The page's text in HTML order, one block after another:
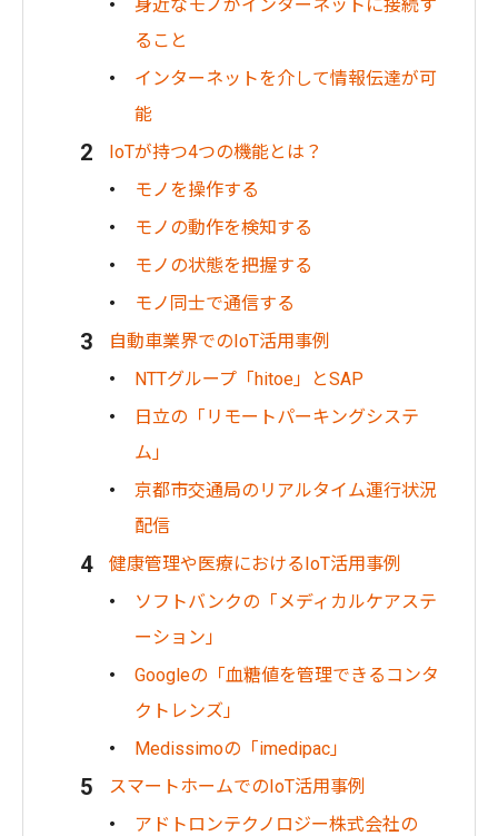
身近なモノがインターネットに接続す
ること
インターネットを介して情報伝達が可
能
IoTが持つ4つの機能とは？
モノを操作する
モノの動作を検知する
モノの状態を把握する
モノ同士で通信する
自動車業界でのIoT活用事例
NTTグループ「hitoe」とSAP
日立の「リモートパーキングシステ
ム」
京都市交通局のリアルタイム運行状況
配信
健康管理や医療におけるIoT活用事例
ソフトバンクの「メディカルケアステ
ーション」
Googleの「血糖値を管理できるコンタ
クトレンズ」
Medissimoの「imedipac」
スマートホームでのIoT活用事例
アドトロンテクノロジー株式会社の